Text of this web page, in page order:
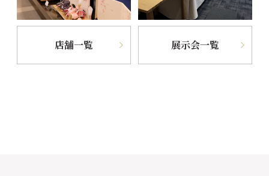
店舗一覧 展示会一覧